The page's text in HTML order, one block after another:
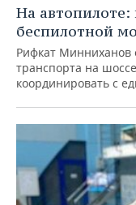
На автопилоте:
беспилотной
Рифкат Минниханов
транспорта на
координировать с